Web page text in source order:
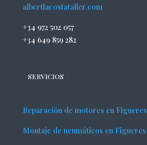
albertlacostataller.com
+34 972 502 057
+34 649 859 282
SERVICIOS
Reparación de motores en Figueres
Montaje de neumáticos en Figueres